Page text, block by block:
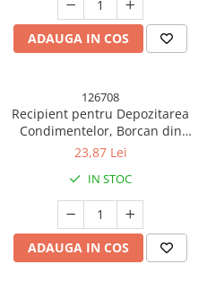
Articole pentru Iluminat
Corpuri de iluminat
Articole si, Echipamente pentru
Transport şi Ridicat
Pelerine, Umbrele si Accesorii
Videoproiectoare
ADAUGA IN COS
126708
Recipient pentru Depozitarea
Condimentelor, Borcan din
Sticla, Capac si Lingura
ml, 7.1x7.1x14.8 cm,
Portocaliu
23,87 Lei
IN STOC
ADAUGA IN COS